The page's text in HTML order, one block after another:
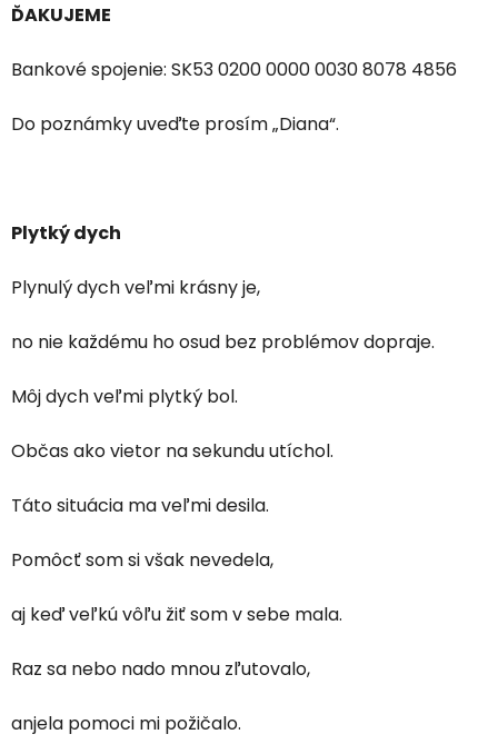
ĎAKUJEME
Bankové spojenie: SK53 0200 0000 0030 8078 4856
Do poznámky uveďte prosím „Diana“.
Plytký dych
Plynulý dych veľmi krásny je,
no nie každému ho osud bez problémov dopraje.
Môj dych veľmi plytký bol.
Občas ako vietor na sekundu utíchol.
Táto situácia ma veľmi desila.
Pomôcť som si však nevedela,
aj keď veľkú vôľu žiť som v sebe mala.
Raz sa nebo nado mnou zľutovalo,
anjela pomoci mi požičalo.